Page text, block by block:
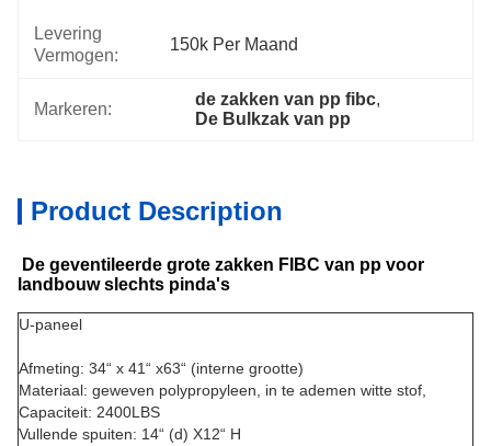
Levering
Vermogen:
150k Per Maand
Markeren:
de zakken van pp fibc,
De Bulkzak van pp
Product Description
De geventileerde grote zakken FIBC van pp voor
landbouw slechts pinda's
U-paneel
Afmeting: 34“ x 41“ x63“ (interne grootte)
Materiaal: geweven polypropyleen, in te ademen witte stof,
Capaciteit: 2400LBS
Vullende spuiten: 14“ (d) X12“ H